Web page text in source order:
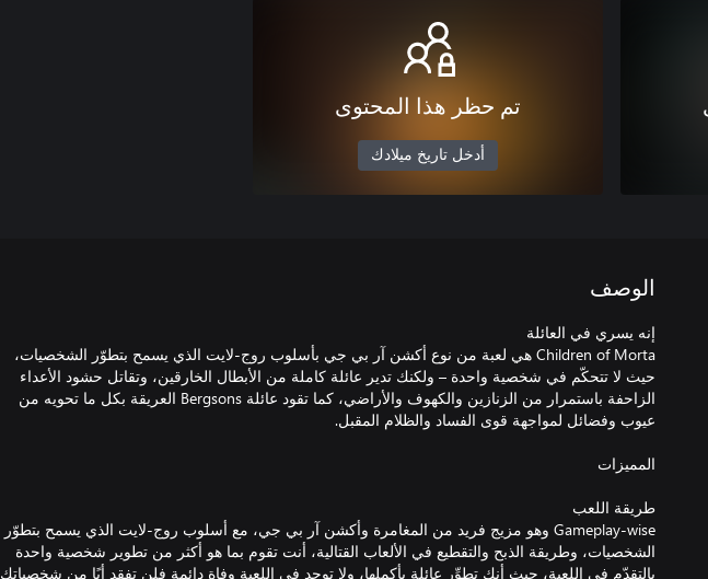
تم حظر هذا المحتوى
أدخل تاريخ ميلادك
الوصف
Children of Morta هي لعبة من نوع أكشن آر بي جي بأسلوب روج-لايت الذي يسمح بتطوّر الشخصيات،
حيث لا تتحكّم في شخصية واحدة – ولكنك تدير عائلة كاملة من الأبطال الخارقين، وتقاتل حشود الأعداء
الزاحفة باستمرار من الزنازين والكهوف والأراضي، كما تقود عائلة Bergsons العريقة بكل ما تحويه من
Gameplay-wise وهو مزيج فريد من المغامرة وأكشن آر بي جي، مع أسلوب روج-لايت الذي يسمح بتطوّر
الشخصيات، وطريقة الذبح والتقطيع في الألعاب القتالية، أنت تقوم بما هو أكثر من تطوير شخصية واحدة
بالتقدّم في اللعبة، حيث أنك تطوِّر عائلة بأكملها، ولا توجد في اللعبة وفاة دائمة فلن تفقد أيًا من شخصياتك